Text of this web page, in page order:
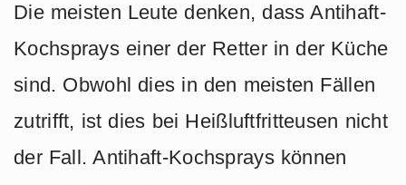
Die meisten Leute denken, dass Antihaft-
Kochsprays einer der Retter in der Küche
sind. Obwohl dies in den meisten Fällen
zutrifft, ist dies bei Heißluftfritteusen nicht
der Fall. Antihaft-Kochsprays können